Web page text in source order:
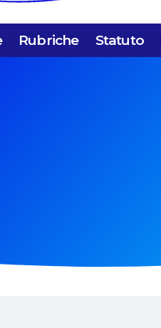
Rubriche Statuto